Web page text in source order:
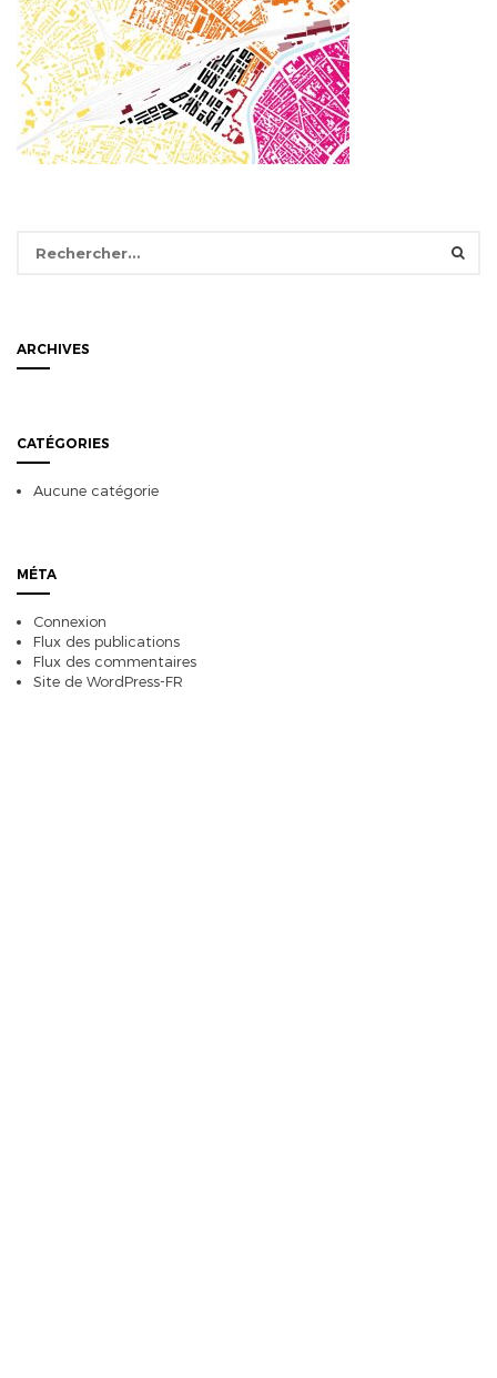
ARCHIVES
CATÉGORIES
Aucune catégorie
MÉTA
Connexion
Flux des publications
Flux des commentaires
Site de WordPress-FR